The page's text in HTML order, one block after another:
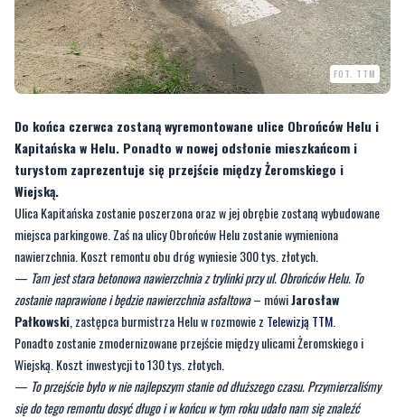
FOT. TTM
Do końca czerwca zostaną wyremontowane ulice Obrońców Helu i
Kapitańska w Helu. Ponadto w nowej odsłonie mieszkańcom i
Wiejską.
Ulica Kapitańska zostanie poszerzona oraz w jej obrębie zostaną wybudowane
miejsca parkingowe. Zaś na ulicy Obrońców Helu zostanie wymieniona
nawierzchnia. Koszt remontu obu dróg wyniesie 300 tys. złotych.
—Tam jest stara betonowa nawierzchnia z trylinki przy ul. Obrońców Helu. To
zostanie naprawione i będzie nawierzchnia asfaltowa– mówiJarosław
Pałkowski, zastępca burmistrza Helu w rozmowie zTelewizją TTM
Ponadto zostanie zmodernizowane przejście między ulicami Żeromskiego i
Wiejską. Koszt inwestycji to 130 tys. złotych.
—To przejście było w nie najlepszym stanie od dłuższego czasu. Przymierzaliśmy
się do tego remontu dosyć długo i w końcu w tym roku udało nam się znaleźć
środki. Wszystkie zejścia z ulicy Wiejskiej będą nowe, przyjazne i będzie można
komfortowo się po nich poruszać– dodaje Pałkowski.
[galeria]